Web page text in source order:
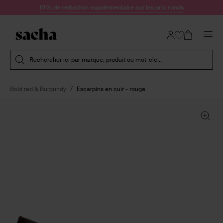
Passer au contenu10% de réduction supplémentaire sur les prix ronds
Rechercher ici par marque, produit ou mot-clé...
Bold red & Burgundy Escarpins en cuir - rouge